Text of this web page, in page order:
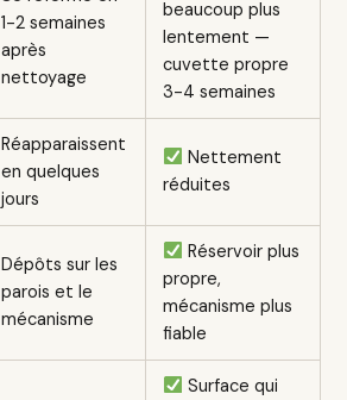
1-2 semaines
après
nettoyage
beaucoup plus
lentement —
cuvette propre
3-4 semaines
Réapparaissent
en quelques
jours
Nettement
réduites
Dépôts sur les
parois et le
mécanisme
Réservoir plus
propre,
mécanisme plus
fiable
Surface qui